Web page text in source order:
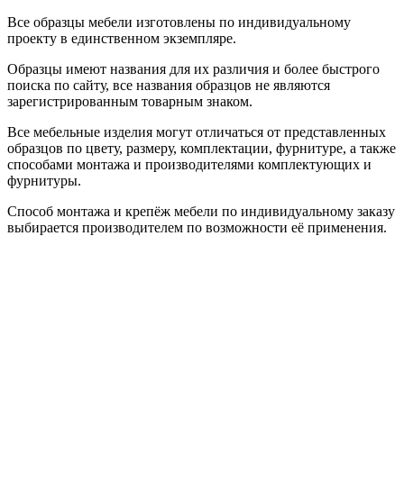
Все образцы мебели изготовлены по индивидуальному
проекту в единственном экземпляре.
Образцы имеют названия для их различия и более быстрого
поиска по сайту, все названия образцов не являются
зарегистрированным товарным знаком.
Все мебельные изделия могут отличаться от представленных
образцов по цвету, размеру, комплектации, фурнитуре, а также
способами монтажа и производителями комплектующих и
фурнитуры.
Способ монтажа и крепёж мебели по индивидуальному заказу
выбирается производителем по возможности её применения.